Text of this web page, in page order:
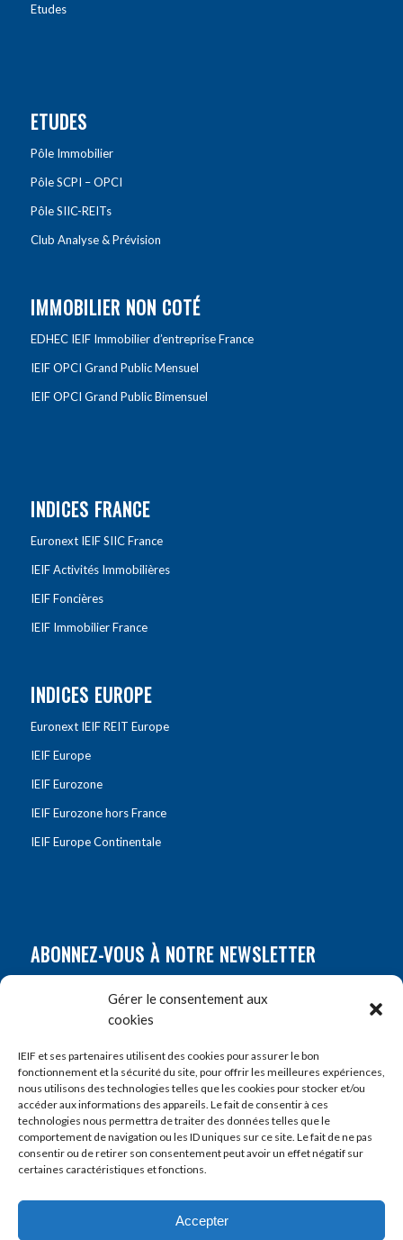
Gérer le consentement aux
cookies
IEIF et ses partenaires utilisent des cookies pour assurer le bon
fonctionnement et la sécurité du site, pour offrir les meilleures expériences,
nous utilisons des technologies telles que les cookies pour stocker et/ou
accéder aux informations des appareils. Le fait de consentir à ces
technologies nous permettra de traiter des données telles que le
comportement de navigation ou les ID uniques sur ce site. Le fait de ne pas
consentir ou de retirer son consentement peut avoir un effet négatif sur
certaines caractéristiques et fonctions.
Accepter
Etudes
ETUDES
Pôle Immobilier
Pôle SCPI – OPCI
Pôle SIIC-REITs
Club Analyse & Prévision
IMMOBILIER NON COTÉ
EDHEC IEIF Immobilier d’entreprise France
IEIF OPCI Grand Public Mensuel
IEIF OPCI Grand Public Bimensuel
INDICES FRANCE
Euronext IEIF SIIC France
IEIF Activités Immobilières
IEIF Foncières
IEIF Immobilier France
INDICES EUROPE
Euronext IEIF REIT Europe
IEIF Europe
IEIF Eurozone
IEIF Eurozone hors France
IEIF Europe Continentale
ABONNEZ-VOUS À NOTRE NEWSLETTER
Prénom*
E-mail*